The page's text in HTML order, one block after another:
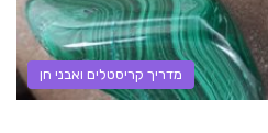
מדריך קריסטלים ואבני חן